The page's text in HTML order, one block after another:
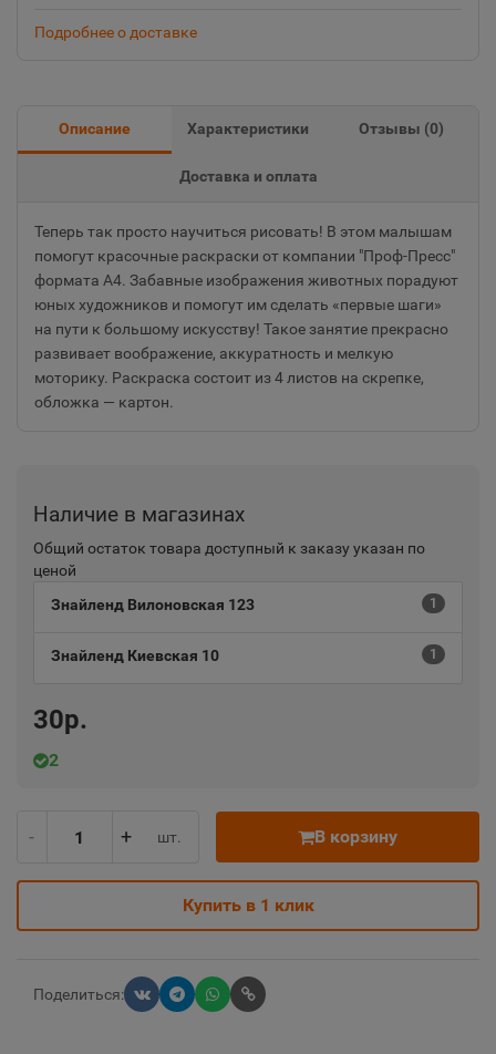
Подробнее о доставке
Описание Характеристики Отзывы (0)
Доставка и оплата
Теперь так просто научиться рисовать! В этом малышам
помогут красочные раскраски от компании "Проф-Пресс"
формата А4. Забавные изображения животных порадуют
юных художников и помогут им сделать «первые шаги»
на пути к большому искусству! Такое занятие прекрасно
развивает воображение, аккуратность и мелкую
моторику. Раскраска состоит из 4 листов на скрепке,
обложка — картон.
Наличие в магазинах
Общий остаток товара доступный к заказу указан по
ценой
Знайленд Вилоновская 123
1
Знайленд Киевская 10 1
30р.
2
- + шт. В корзину
Купить в 1 клик
Поделиться: